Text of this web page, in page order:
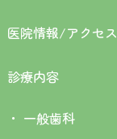
医院情報/アクセス
診療内容
一般歯科